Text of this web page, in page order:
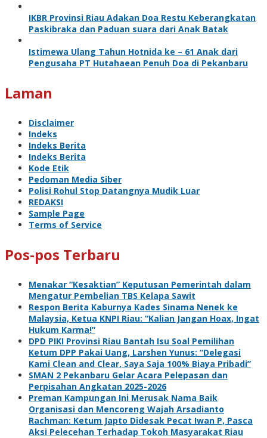
IKBR Provinsi Riau Adakan Doa Restu Keberangkatan
Paskibraka dan Paduan suara dari Anak Batak
Istimewa Ulang Tahun Hotnida ke – 61 Anak dari
Pengusaha PT Hutahaean Penuh Doa di Pekanbaru
Laman
Disclaimer
Indeks
Indeks Berita
Indeks Berita
Kode Etik
Pedoman Media Siber
Polisi Rohul Stop Datangnya Mudik Luar
REDAKSI
Sample Page
Terms of Service
Pos-pos Terbaru
Menakar “Kesaktian” Keputusan Pemerintah dalam
Mengatur Pembelian TBS Kelapa Sawit
Respon Berita Kaburnya Kades Sinama Nenek ke
Malaysia, Ketua KNPI Riau: “Kalian Jangan Hoax, Ingat
Hukum Karma!”
DPD PIKI Provinsi Riau Bantah Isu Soal Pemilihan
Ketum DPP Pakai Uang, Larshen Yunus: “Delegasi
Kami Clean and Clear, Saya Saja 100% Biaya Pribadi”
SMAN 2 Pekanbaru Gelar Acara Pelepasan dan
Perpisahan Angkatan 2025-2026
Preman Kampungan Ini Merusak Nama Baik
Organisasi dan Mencoreng Wajah Arsadianto
Rachman: Ketum Japto Didesak Pecat Iwan P, Pasca
Aksi Pelecehan Terhadap Tokoh Masyarakat Riau